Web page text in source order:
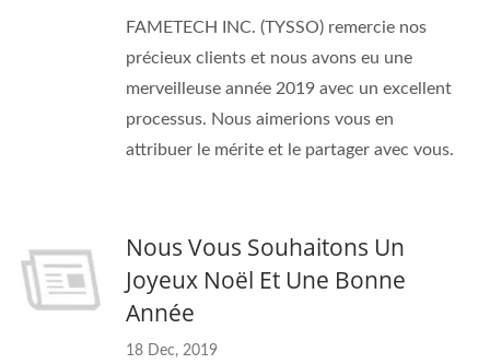
FAMETECH INC. (TYSSO) remercie nos
précieux clients et nous avons eu une
merveilleuse année 2019 avec un excellent
processus. Nous aimerions vous en
attribuer le mérite et le partager avec vous.
Nous Vous Souhaitons Un
Joyeux Noël Et Une Bonne
Année
18 Dec, 2019